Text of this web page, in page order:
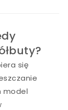
się
model